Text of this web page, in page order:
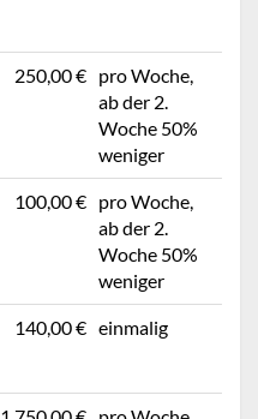
250,00 € pro Woche,
ab der 2.
Woche 50%
weniger
100,00 € pro Woche,
ab der 2.
Woche 50%
weniger
140,00 € einmalig